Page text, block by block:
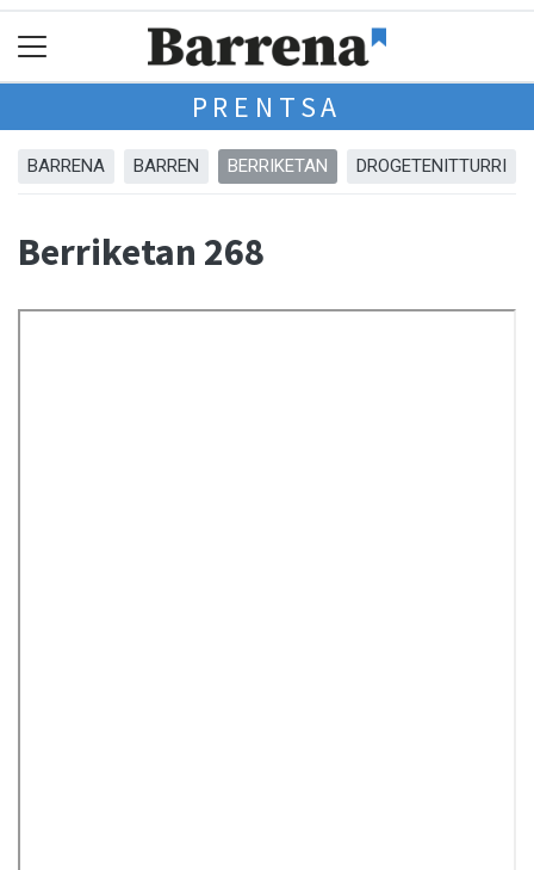
PRENTSA
BARRENA BARREN BERRIKETAN DROGETENITTURRI
Berriketan 268